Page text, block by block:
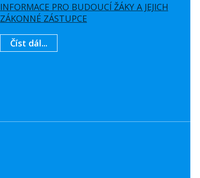
INFORMACE PRO BUDOUCÍ ŽÁKY A JEJICH
ZÁKONNÉ ZÁSTUPCE
Číst dál...